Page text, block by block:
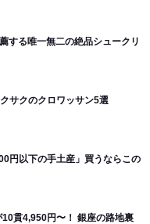
する唯一無二の絶品シュークリ
サクのクロワッサン5選
円以下の手土産」買うならこの
10貫4,950円〜！ 銀座の路地裏